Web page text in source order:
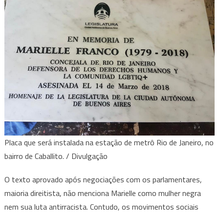
Placa que será instalada na estação de metrô Rio de Janeiro, no
bairro de Caballito. / Divulgação
O texto aprovado após negociações com os parlamentares,
maioria direitista, não menciona Marielle como mulher negra
nem sua luta antirracista. Contudo, os movimentos sociais